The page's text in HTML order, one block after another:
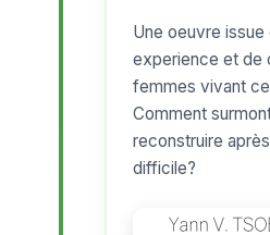
Une oeuvre
experience et de
femmes vivant
Comment
reconstruire
difficile?